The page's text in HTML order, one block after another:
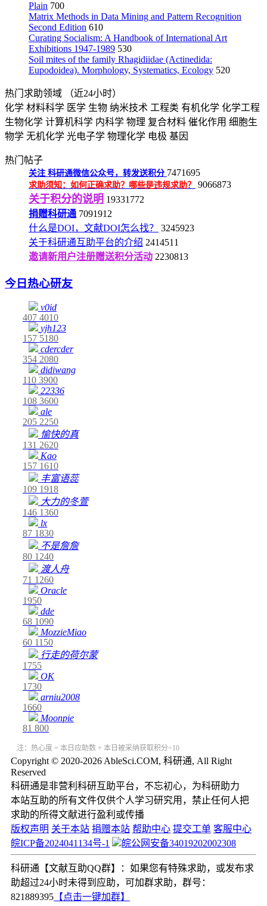
Plain 700
Matrix Methods in Data Mining and Pattern Recognition
Second Edition 610
Curating Socialism: A Handbook of International Art
Exhibitions 1947-1989 530
Soil mites of the family Rhagidiidae (Actinedida:
Eupodoidea). Morphology, Systematics, Ecology 520
热门求助领域
（近24小时）
化学 材料科学 医学 生物 纳米技术 工程类 有机化学 化学工程
生物化学 计算机科学 内科学 物理 复合材料 催化作用 细胞生
物学 无机化学 光电子学 物理化学 电极 基因
热门帖子
关注 科研通微信公众号，转发送积分 7471695
求助须知：如何正确求助？哪些是违规求助？ 9066873
关于积分的说明 19331772
捐赠科研通 7091912
什么是DOI，文献DOI怎么找？
3245923
关于科研通互助平台的介绍 2414511
邀请新用户注册赠送积分活动 2230813
今日热心研友
v0id
407 4010
yjh123
157 5180
cdercder
354 2080
didiwang
110 3900
22336
108 3600
ale
205 2250
愉快的真
131 2620
Kao
157 1610
丰富语蕊
109 1918
大力的冬萱
146 1360
lx
87 1830
不是詹詹
80 1240
渡人舟
71 1260
Oracle
1950
dde
68 1090
MozzieMiao
60 1150
行走的荷尔蒙
1755
OK
1730
arniu2008
1660
Moonpie
81 800
注：热心度 = 本日应助数 + 本日被采纳获取积分÷10
Copyright © 2020-2026 AbleSci.COM, 科研通, All Right
Reserved
科研通是非营利科研互助平台，不忘初心，为科研助力
本站互助的所有文件仅供个人学习研究用，禁止任何人把
求助的所得文献进行盈利或传播
版权声明 关于本站 捐赠本站 帮助中心 提交工单 客服中心
皖ICP备2024041134号-1
皖公网安备34019202002308
科研通【文献互助QQ群】：如果您有特殊求助，或发布求
助超过24小时未得到应助，可加群求助，群号：
821889395 【点击一键加群】